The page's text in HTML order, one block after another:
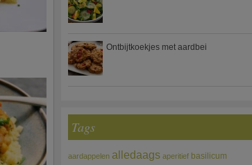
Ontbijtkoekjes met aardbei
Tags
aardappelen alledaags aperitief basilicum